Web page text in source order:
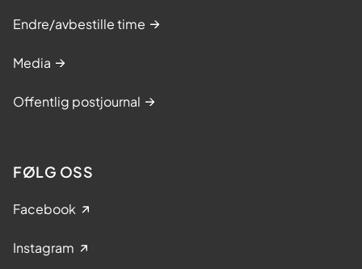
Endre/avbestille time
Media
Offentlig postjournal
FØLG OSS
Facebook
Instagram